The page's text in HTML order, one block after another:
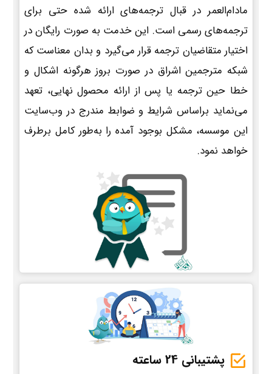
مادام‌العمر در قبال ترجمه‌های ارائه شده حتی برای
ترجمه‌های رسمی است. این خدمت به صورت رایگان در
اختیار متقاضیان ترجمه قرار می‌گیرد و بدان معناست که
شبکه مترجمین اشراق در صورت بروز هرگونه اشکال و
خطا حین ترجمه یا پس از ارائه محصول نهایی، تعهد
می‌نماید براساس شرایط و ضوابط مندرج در وب‌سایت
این موسسه، مشکل بوجود آمده را به‌طور کامل برطرف
خواهد نمود.
پشتیبانی 24 ساعته